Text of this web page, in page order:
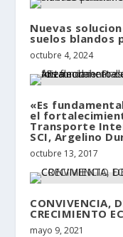
Nuevas
suelos blandos
octubre 4, 2024
«Es
el
Transporte
SCI, Argelino
octubre 13, 2017
CONVIVENCIA,
CRECIMIENTO
mayo 9, 2021